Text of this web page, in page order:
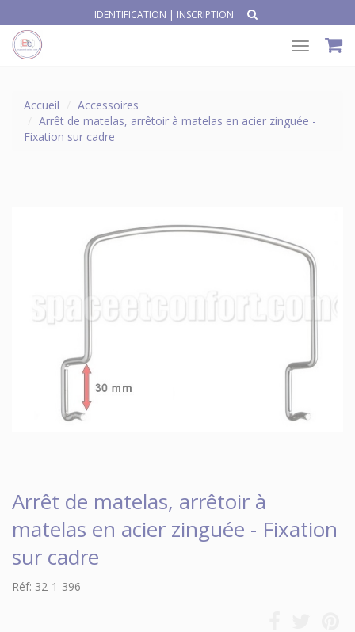
IDENTIFICATION | INSCRIPTION
Toggle
Accueil
Accessoires
Arrêt de matelas, arrêtoir à matelas en acier zinguée -
Fixation sur cadre
Arrêt de matelas, arrêtoir à
matelas en acier zinguée - Fixation
sur cadre
Réf: 32-1-396